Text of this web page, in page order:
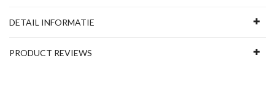
DETAIL INFORMATIE
PRODUCT REVIEWS